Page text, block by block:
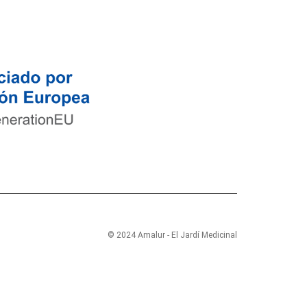
© 2024 Amalur - El Jardí Medicinal